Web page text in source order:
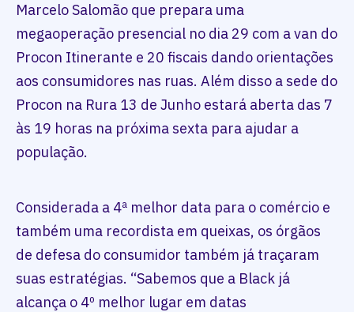
Marcelo Salomão que prepara uma
megaoperação presencial no dia 29 com a van do
Procon Itinerante e 20 fiscais dando orientações
aos consumidores nas ruas. Além disso a sede do
Procon na Rura 13 de Junho estará aberta das 7
às 19 horas na próxima sexta para ajudar a
população.
Considerada a 4ª melhor data para o comércio e
também uma recordista em queixas, os órgãos
de defesa do consumidor também já traçaram
suas estratégias. “Sabemos que a Black já
alcança o 4º melhor lugar em datas